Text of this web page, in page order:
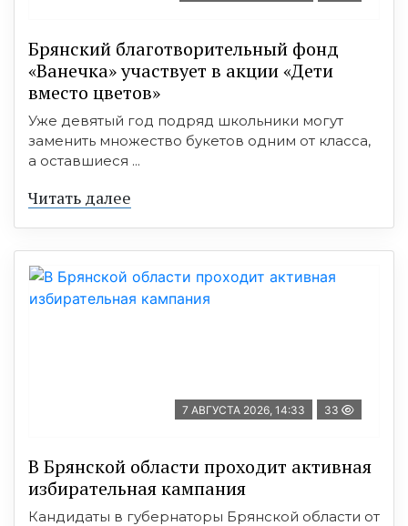
Брянский благотворительный фонд
«Ванечка» участвует в акции «Дети
вместо цветов»
Уже девятый год подряд школьники могут
заменить множество букетов одним от класса,
а оставшиеся ...
Читать далее
7 АВГУСТА 2026, 14:33 33
В Брянской области проходит активная
избирательная кампания
Кандидаты в губернаторы Брянской области от